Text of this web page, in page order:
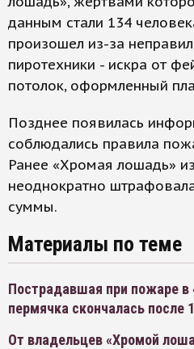
данным стали 134
произошел из-за
пиротехники - искра от
потолок, оформленный
Позднее появилась
соблюдались правила
Ранее «Хромая лошадь»
неоднократно
суммы.
Материалы по теме
Пострадавшая при пожаре
пермячка скончалась после
От владельцев «Хромой